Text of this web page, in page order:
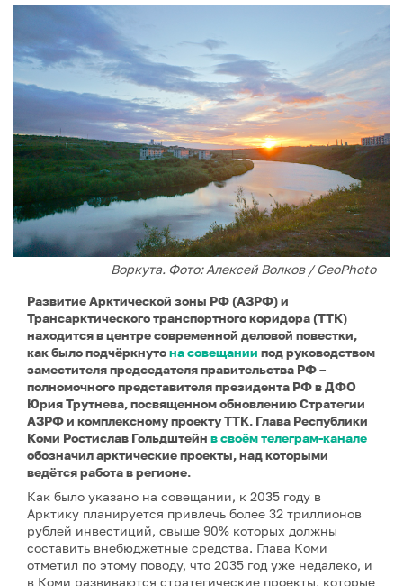
Воркута. Фото: Алексей Волков / GeoPhoto
Развитие Арктической зоны РФ (АЗРФ) и
Трансарктического транспортного коридора (ТТК)
находится в центре современной деловой повестки,
как было подчёркнутона совещании под руководством
заместителя председателя правительства РФ –
полномочного представителя президента РФ в ДФО
Юрия Трутнева, посвященном обновлению Стратегии
АЗРФ и комплексному проекту ТТК. Глава Республики
Коми Ростислав Гольдштейн в своём телеграм-канале
обозначил арктические проекты, над которыми
ведётся работа в регионе.
Как было указано на совещании, к 2035 году в
Арктику планируется привлечь более 32 триллионов
рублей инвестиций, свыше 90% которых должны
составить внебюджетные средства. Глава Коми
отметил по этому поводу, что 2035 год уже недалеко, и
в Коми развиваются стратегические проекты, которые